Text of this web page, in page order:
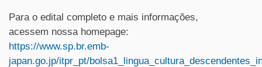
Para o edital completo e mais informações,
acessem nossa homepage:
https://www.sp.br.emb-
japan.go.jp/itpr_pt/